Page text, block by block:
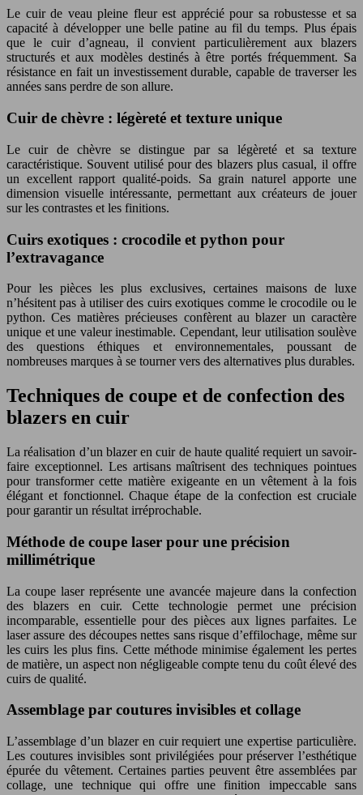
Le cuir de veau pleine fleur est apprécié pour sa robustesse et sa
capacité à développer une belle patine au fil du temps. Plus épais
que le cuir d’agneau, il convient particulièrement aux blazers
structurés et aux modèles destinés à être portés fréquemment. Sa
résistance en fait un investissement durable, capable de traverser les
années sans perdre de son allure.
Cuir de chèvre : légèreté et texture unique
Le cuir de chèvre se distingue par sa légèreté et sa texture
caractéristique. Souvent utilisé pour des blazers plus casual, il offre
un excellent rapport qualité-poids. Sa grain naturel apporte une
dimension visuelle intéressante, permettant aux créateurs de jouer
sur les contrastes et les finitions.
Cuirs exotiques : crocodile et python pour
l’extravagance
Pour les pièces les plus exclusives, certaines maisons de luxe
n’hésitent pas à utiliser des cuirs exotiques comme le crocodile ou le
python. Ces matières précieuses confèrent au blazer un caractère
unique et une valeur inestimable. Cependant, leur utilisation soulève
des questions éthiques et environnementales, poussant de
nombreuses marques à se tourner vers des alternatives plus durables.
Techniques de coupe et de confection des
blazers en cuir
La réalisation d’un blazer en cuir de haute qualité requiert un savoir-
faire exceptionnel. Les artisans maîtrisent des techniques pointues
pour transformer cette matière exigeante en un vêtement à la fois
élégant et fonctionnel. Chaque étape de la confection est cruciale
pour garantir un résultat irréprochable.
Méthode de coupe laser pour une précision
millimétrique
La coupe laser représente une avancée majeure dans la confection
des blazers en cuir. Cette technologie permet une précision
incomparable, essentielle pour des pièces aux lignes parfaites. Le
laser assure des découpes nettes sans risque d’effilochage, même sur
les cuirs les plus fins. Cette méthode minimise également les pertes
de matière, un aspect non négligeable compte tenu du coût élevé des
cuirs de qualité.
Assemblage par coutures invisibles et collage
L’assemblage d’un blazer en cuir requiert une expertise particulière.
Les coutures invisibles sont privilégiées pour préserver l’esthétique
épurée du vêtement. Certaines parties peuvent être assemblées par
collage, une technique qui offre une finition impeccable sans